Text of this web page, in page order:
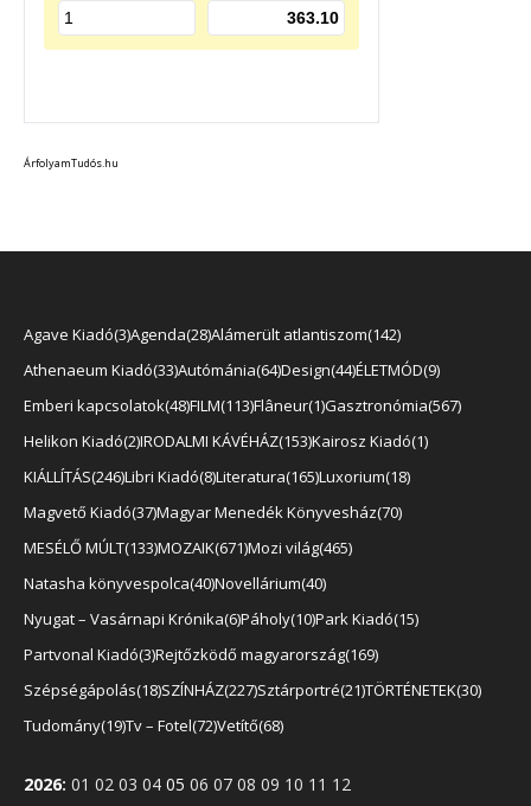
ÁrfolyamTudós.hu
Agave Kiadó 3 Agenda 28Alámerült atlantiszom 142
Athenaeum Kiadó 33 Autómánia 64Design 44ÉLETMÓD 9
Emberi kapcsolatok 48FILM 113 Flâneur 1 Gasztronómia 567
Helikon Kiadó 2IRODALMI KÁVÉHÁZ 153 Kairosz Kiadó 1
KIÁLLÍTÁS 246Libri Kiadó 8Literatura 165 Luxorium 18
Magvető Kiadó 37Magyar Menedék Könyvesház 70
MESÉLŐ MÚLT 133 MOZAIK 671 Mozi világ 465
Natasha könyvespolca 40Novellárium 40
Nyugat – Vasárnapi Krónika 6Páholy 10Park Kiadó 15
Partvonal Kiadó 3 Rejtőzködő magyarország 169
Szépségápolás 18 SZÍNHÁZ 227 Sztárportré 21 TÖRTÉNETEK 30
Tudomány 19Tv – Fotel 72Vetítő 68
2026: 01 02 03 04 05 06 07 08 09 10 11 12